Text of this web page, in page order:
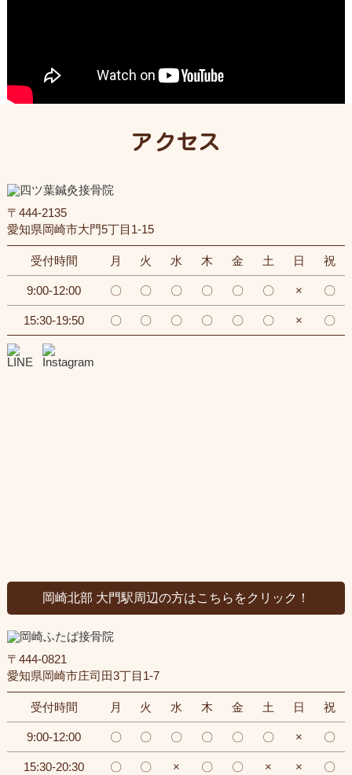
アクセス
〒444-2135
愛知県岡崎市大門5丁目1-15
受付時間 月 火 水 木 金 土 日 祝
9:00-12:00 〇 〇 〇 〇 〇 〇 × 〇
15:30-19:50 〇 〇 〇 〇 〇 〇 × 〇
岡崎北部 大門駅周辺の方はこちらをクリック！
〒444-0821
愛知県岡崎市庄司田3丁目1-7
受付時間 月 火 水 木 金 土 日 祝
9:00-12:00 〇 〇 〇 〇 〇 〇 × 〇
15:30-20:30 〇 〇 × 〇 〇 × × 〇